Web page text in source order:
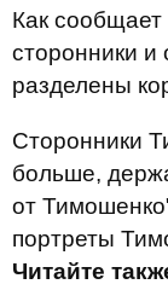
Как сообщает
сторонники и
разделены
Сторонники
больше,
от
портреты
Читайте